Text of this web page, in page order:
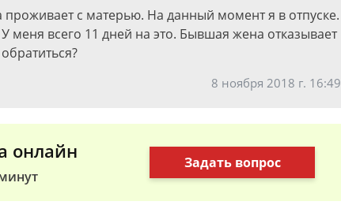
с матерью. На данный момент я в отпуске.
меня всего 11 дней на это. Бывшая жена отказывает
8 ноября 2018 г. 16:49
онлайн Задать вопрос